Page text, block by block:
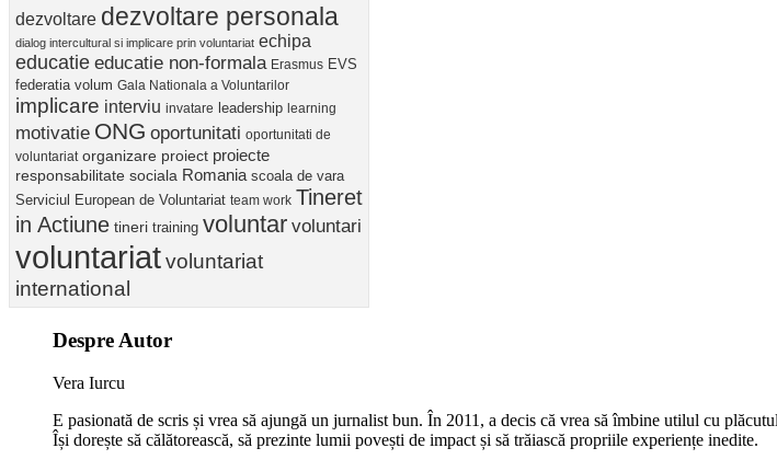
dezvoltare dezvoltare personala
dialog intercultural si implicare prin voluntariat echipa
educatie educatie non-formala Erasmus EVS
federatia volum Gala Nationala a Voluntarilor
implicare interviu invatare leadership learning
motivatie ONG oportunitati oportunitati de
voluntariat organizare proiect proiecte
responsabilitate sociala Romania scoala de vara
Serviciul European de Voluntariat team work Tineret
in Actiune tineri training voluntar voluntari
voluntariatvoluntariat
international
Despre Autor
Vera Iurcu
E pasionată de scris și vrea să ajungă un jurnalist bun. În 2011, a decis că vrea să îmbine utilul cu
Își dorește să călătorească, să prezinte lumii povești de impact și să trăiască propriile experiențe inedite.